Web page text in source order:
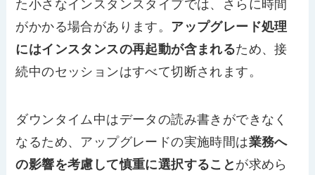
た小さなインスタンスタイプでは、さらに時間
がかかる場合があります。 アップグレード処理
にはインスタンスの再起動が含まれるため、接
続中のセッションはすべて切断されます。
ダウンタイム中はデータの読み書きができなく
なるため、アップグレードの実施時間は業務へ
の影響を考慮して慎重に選択すること が求めら